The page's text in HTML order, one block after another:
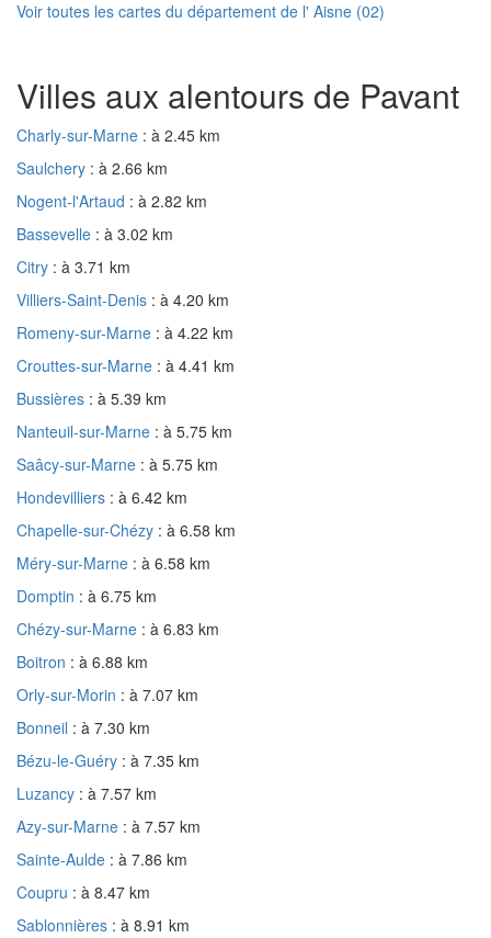
Voir toutes les cartes du département de l' Aisne (02)
Villes aux alentours de Pavant
Charly-sur-Marne : à 2.45 km
Saulchery : à 2.66 km
Nogent-l'Artaud : à 2.82 km
Bassevelle : à 3.02 km
Citry : à 3.71 km
Villiers-Saint-Denis : à 4.20 km
Romeny-sur-Marne : à 4.22 km
Crouttes-sur-Marne : à 4.41 km
Bussières : à 5.39 km
Nanteuil-sur-Marne : à 5.75 km
Saâcy-sur-Marne : à 5.75 km
Hondevilliers : à 6.42 km
Chapelle-sur-Chézy : à 6.58 km
Méry-sur-Marne : à 6.58 km
Domptin : à 6.75 km
Chézy-sur-Marne : à 6.83 km
Boitron : à 6.88 km
Orly-sur-Morin : à 7.07 km
Bonneil : à 7.30 km
Bézu-le-Guéry : à 7.35 km
Luzancy : à 7.57 km
Azy-sur-Marne : à 7.57 km
Sainte-Aulde : à 7.86 km
Coupru : à 8.47 km
Sablonnières : à 8.91 km